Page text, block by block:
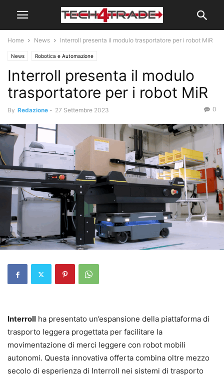
Home News Interroll presenta il modulo trasportatore per i robot MiR
News Robotica e Automazione
Interroll presenta il modulo
trasportatore per i robot MiR
By Redazione - 27 Settembre 2023 0
Interroll ha presentato un’espansione della piattaforma di
trasporto leggera progettata per facilitare la
movimentazione di merci leggere con robot mobili
autonomi. Questa innovativa offerta combina oltre mezzo
secolo di esperienza di Interroll nei sistemi di trasporto